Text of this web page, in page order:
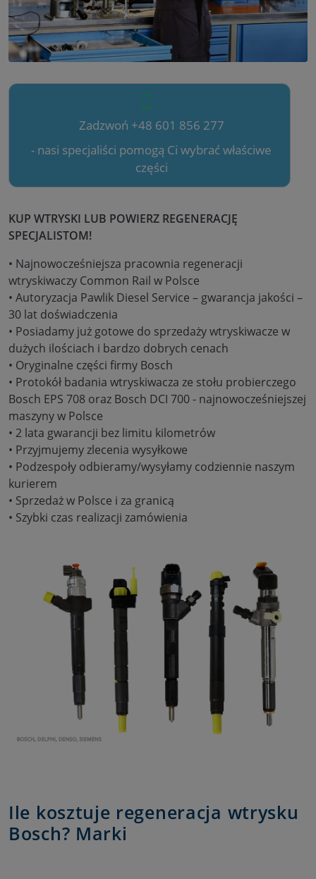
Zadzwoń +48 601 856 277
- nasi specjaliści pomogą Ci wybrać właściwe
części
KUP WTRYSKI LUB POWIERZ REGENERACJĘ
SPECJALISTOM!
• Najnowocześniejsza pracownia regeneracji
wtryskiwaczy Common Rail w Polsce
• Autoryzacja Pawlik Diesel Service – gwarancja jakości –
30 lat doświadczenia
• Posiadamy już gotowe do sprzedaży wtryskiwacze w
dużych ilościach i bardzo dobrych cenach
• Oryginalne części firmy Bosch
• Protokół badania wtryskiwacza ze stołu probierczego
Bosch EPS 708 oraz Bosch DCI 700 - najnowocześniejszej
maszyny w Polsce
• 2 lata gwarancji bez limitu kilometrów
• Przyjmujemy zlecenia wysyłkowe
• Podzespoły odbieramy/wysyłamy codziennie naszym
kurierem
• Sprzedaż w Polsce i za granicą
• Szybki czas realizacji zamówienia
Ile kosztuje regeneracja wtrysku
Bosch? Marki